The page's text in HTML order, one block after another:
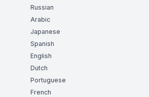
Russian
Arabic
Japanese
Spanish
English
Dutch
Portuguese
French